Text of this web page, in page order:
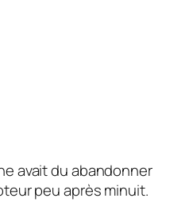
avait du abandonner
peu après minuit.